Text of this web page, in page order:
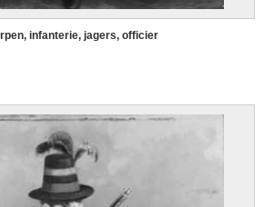
infanterie, jagers, officier